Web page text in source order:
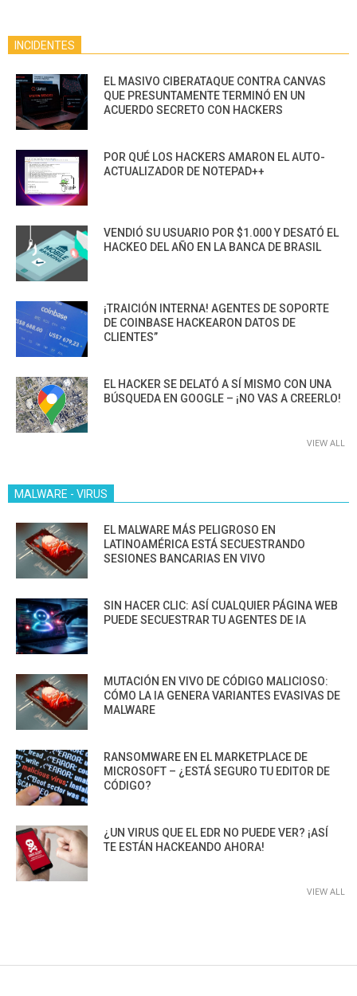
INCIDENTES
EL MASIVO CIBERATAQUE CONTRA CANVAS
QUE PRESUNTAMENTE TERMINÓ EN UN
ACUERDO SECRETO CON HACKERS
POR QUÉ LOS HACKERS AMARON EL AUTO-
ACTUALIZADOR DE NOTEPAD++
VENDIÓ SU USUARIO POR $1.000 Y DESATÓ EL
HACKEO DEL AÑO EN LA BANCA DE BRASIL
¡TRAICIÓN INTERNA! AGENTES DE SOPORTE
DE COINBASE HACKEARON DATOS DE
CLIENTES”
EL HACKER SE DELATÓ A SÍ MISMO CON UNA
BÚSQUEDA EN GOOGLE – ¡NO VAS A CREERLO!
VIEW ALL
MALWARE - VIRUS
EL MALWARE MÁS PELIGROSO EN
LATINOAMÉRICA ESTÁ SECUESTRANDO
SESIONES BANCARIAS EN VIVO
SIN HACER CLIC: ASÍ CUALQUIER PÁGINA WEB
PUEDE SECUESTRAR TU AGENTES DE IA
MUTACIÓN EN VIVO DE CÓDIGO MALICIOSO:
CÓMO LA IA GENERA VARIANTES EVASIVAS DE
MALWARE
RANSOMWARE EN EL MARKETPLACE DE
MICROSOFT – ¿ESTÁ SEGURO TU EDITOR DE
CÓDIGO?
¿UN VIRUS QUE EL EDR NO PUEDE VER? ¡ASÍ
TE ESTÁN HACKEANDO AHORA!
VIEW ALL